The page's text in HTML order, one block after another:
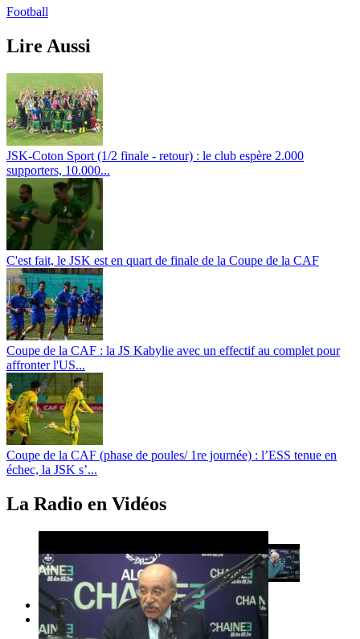
Football
Lire Aussi
JSK-Coton Sport (1/2 finale - retour) : le club espère 2.000
supporters, 10.000...
C'est fait, le JSK est en quart de finale de la Coupe de la CAF
Coupe de la CAF : la JS Kabylie avec un effectif au complet pour
affronter l'US...
Coupe de la CAF (phase de poules/ 1re journée) : l’ESS tenue en
échec, la JSK s’...
La Radio en Vidéos
Previous
Next